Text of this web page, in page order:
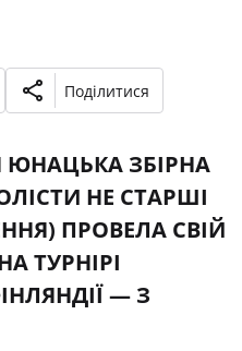
Поділитися
ЮНАЦЬКА ЗБІРНА
НЕ СТАРШІ
ПРОВЕЛА СВІЙ
ТУРНІРІ
— З